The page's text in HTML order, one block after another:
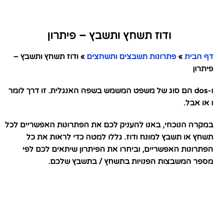
ודוז תשחץ ותשבץ – פיתרון
דף הבית » פתרונות תשבצים ותשחצים » ודוז תשחץ ותשבץ –
פיתרון
ו-dos הם סוג של משפט המשמש בשפה האנגלית. זו דרך לומר
ו או אבל.
במקרה הנוכחי, באנו להעניק לכם את הפתרונות האפשריים לכל
תשחץ או תשבץ למונח ודוז. גללו למטה כדי לראות את כל
הפתרונות האפשריים, וביחרו את הפיתרון שיתאים לכם לפי
מספר המשבצות הפנויות בתשחץ / בתשבץ שלכם.